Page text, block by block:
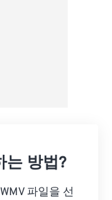
는 방법?
파일을 선